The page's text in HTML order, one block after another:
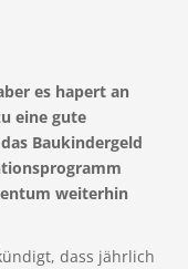
es hapert an
eine gute
Baukindergeld
weiterhin
dass jährlich